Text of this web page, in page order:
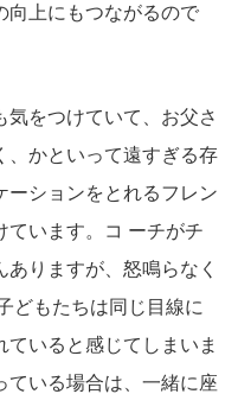
向上にもつながるので
をつけていて、お父さ
、かといって遠すぎる存
ーションをとれるフレン
ています。コ ーチがチ
りますが、怒鳴らなく
どもたちは同じ目線に
いると感じてしまいま
ている場合は、一緒に座